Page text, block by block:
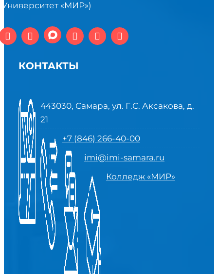
«МИР»)
КОНТАКТЫ
443030, Самара, ул. Г.С. Аксакова, д.
21
+7 (846) 266-40-00
imi@imi-samara.ru
Колледж «МИР»